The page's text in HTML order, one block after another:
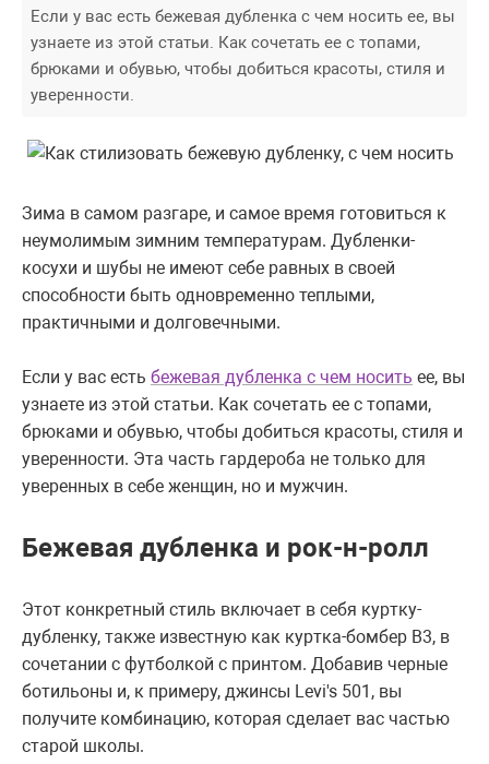
Если у вас есть бежевая дубленка с чем носить ее, вы
узнаете из этой статьи. Как сочетать ее с топами,
брюками и обувью, чтобы добиться красоты, стиля и
уверенности.
Зима в самом разгаре, и самое время готовиться к
неумолимым зимним температурам. Дубленки-
косухи и шубы не имеют себе равных в своей
способности быть одновременно теплыми,
практичными и долговечными.
Если у вас есть бежевая дубленка с чем носить ее, вы
узнаете из этой статьи. Как сочетать ее с топами,
брюками и обувью, чтобы добиться красоты, стиля и
уверенности. Эта часть гардероба не только для
уверенных в себе женщин, но и мужчин.
Бежевая дубленка и рок-н-ролл
Этот конкретный стиль включает в себя куртку-
дубленку, также известную как куртка-бомбер B3, в
сочетании с футболкой с принтом. Добавив черные
ботильоны и, к примеру, джинсы Levi's 501, вы
получите комбинацию, которая сделает вас частью
старой школы.